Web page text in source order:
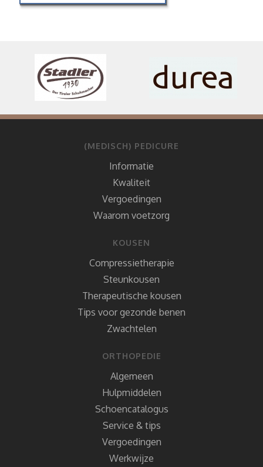
(MEDISCH) PEDICURE
Informatie
Kwaliteit
Vergoedingen
Waarom voetzorg
KOUSEN
Compressietherapie
Steunkousen
Therapeutische kousen
Tips voor gezonde benen
Zwachtelen
ORTHOPEDIE
Algemeen
Hulpmiddelen
Schoencatalogus
Service & tips
Vergoedingen
Werkwijze